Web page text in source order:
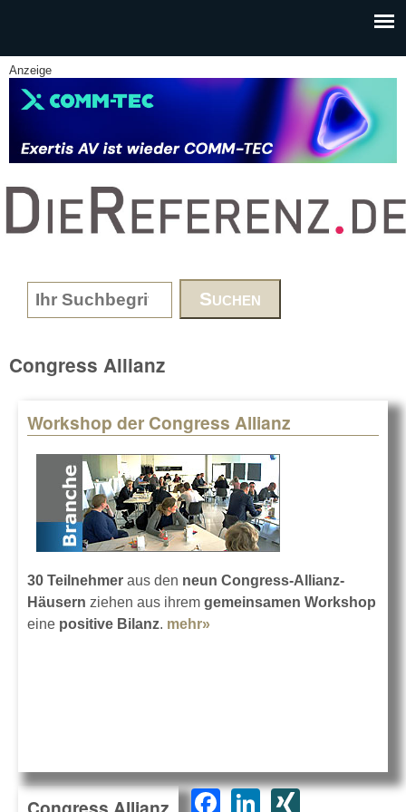
Anzeige
www.DieReferenz.de
Search form
Congress Allianz
Workshop der Congress Allianz
30 Teilnehmer aus den neun Congress-Allianz-
Häusern ziehen aus ihrem gemeinsamen Workshop
eine positive Bilanz. mehr»
F
Li XI